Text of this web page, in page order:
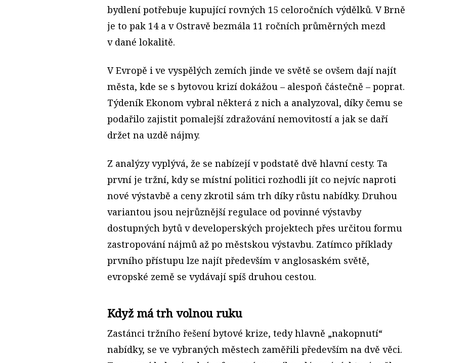
bydlení potřebuje kupující rovných 15 celoročních výdělků. V Brně
je to pak 14 a v Ostravě bezmála 11 ročních průměrných mezd
v dané lokalitě.
V Evropě i ve vyspělých zemích jinde ve světě se ovšem dají najít
města, kde se s bytovou krizí dokážou – alespoň částečně – poprat.
Týdeník Ekonom vybral některá z nich a analyzoval, díky čemu se
podařilo zajistit pomalejší zdražování nemovitostí a jak se daří
držet na uzdě nájmy.
Z analýzy vyplývá, že se nabízejí v podstatě dvě hlavní cesty. Ta
první je tržní, kdy se místní politici rozhodli jít co nejvíc naproti
nové výstavbě a ceny zkrotil sám trh díky růstu nabídky. Druhou
variantou jsou nejrůznější regulace od povinné výstavby
dostupných bytů v developerských projektech přes určitou formu
zastropování nájmů až po městskou výstavbu. Zatímco příklady
prvního přístupu lze najít především v anglosaském světě,
evropské země se vydávají spíš druhou cestou.
Když má trh volnou ruku
Zastánci tržního řešení bytové krize, tedy hlavně „nakopnutí“
nabídky, se ve vybraných městech zaměřili především na dvě věci.